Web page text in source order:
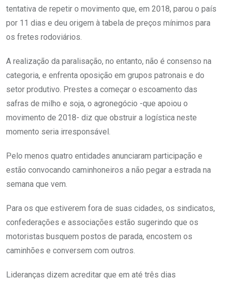
tentativa de repetir o movimento que, em 2018, parou o país
por 11 dias e deu origem à tabela de preços mínimos para
os fretes rodoviários.
A realização da paralisação, no entanto, não é consenso na
categoria, e enfrenta oposição em grupos patronais e do
setor produtivo. Prestes a começar o escoamento das
safras de milho e soja, o agronegócio -que apoiou o
movimento de 2018- diz que obstruir a logística neste
momento seria irresponsável.
Pelo menos quatro entidades anunciaram participação e
estão convocando caminhoneiros a não pegar a estrada na
semana que vem.
Para os que estiverem fora de suas cidades, os sindicatos,
confederações e associações estão sugerindo que os
motoristas busquem postos de parada, encostem os
caminhões e conversem com outros.
Lideranças dizem acreditar que em até três dias